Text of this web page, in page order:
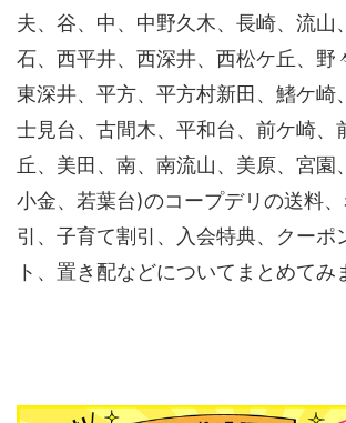
夫、谷、中、中野久木、長崎、流山
石、西平井、西深井、西松ケ丘、野
東深井、平方、平方村新田、鰭ケ崎
士見台、古間木、平和台、前ケ崎、
丘、美田、南、南流山、美原、宮園
小金、若葉台)のコープデリの送料
引、子育て割引、入会特典、クーポ
ト、置き配などについてまとめてみ